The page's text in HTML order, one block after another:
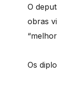
O
obras
Os